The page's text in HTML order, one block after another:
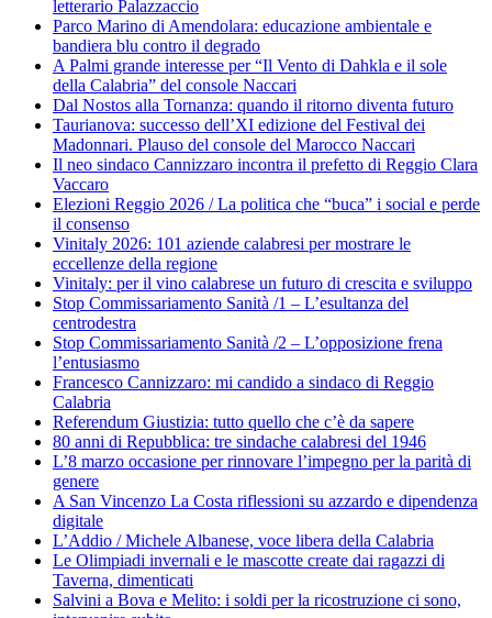
letterario Palazzaccio
Parco Marino di Amendolara: educazione ambientale e
bandiera blu contro il degrado
A Palmi grande interesse per “Il Vento di Dahkla e il sole
della Calabria” del console Naccari
Dal Nostos alla Tornanza: quando il ritorno diventa futuro
Taurianova: successo dell’XI edizione del Festival dei
Madonnari. Plauso del console del Marocco Naccari
Il neo sindaco Cannizzaro incontra il prefetto di Reggio Clara
Vaccaro
Elezioni Reggio 2026 / La politica che “buca” i social e perde
il consenso
Vinitaly 2026: 101 aziende calabresi per mostrare le
eccellenze della regione
Vinitaly: per il vino calabrese un futuro di crescita e sviluppo
Stop Commissariamento Sanità /1 – L’esultanza del
centrodestra
Stop Commissariamento Sanità /2 – L’opposizione frena
l’entusiasmo
Francesco Cannizzaro: mi candido a sindaco di Reggio
Calabria
Referendum Giustizia: tutto quello che c’è da sapere
80 anni di Repubblica: tre sindache calabresi del 1946
L’8 marzo occasione per rinnovare l’impegno per la parità di
genere
A San Vincenzo La Costa riflessioni su azzardo e dipendenza
digitale
L’Addio / Michele Albanese, voce libera della Calabria
Le Olimpiadi invernali e le mascotte create dai ragazzi di
Taverna, dimenticati
Salvini a Bova e Melito: i soldi per la ricostruzione ci sono,